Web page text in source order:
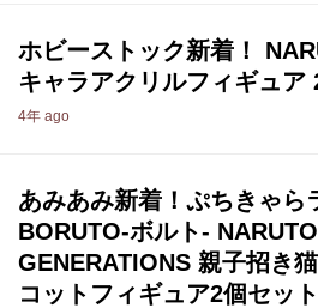
ホビーストック新着！
キャラアクリルフィギュア
4年 ago
あみあみ新着！ぷちきゃら
BORUTO-ボルト-
GENERATIONS 親子招き
コットフィギュア2個セッ